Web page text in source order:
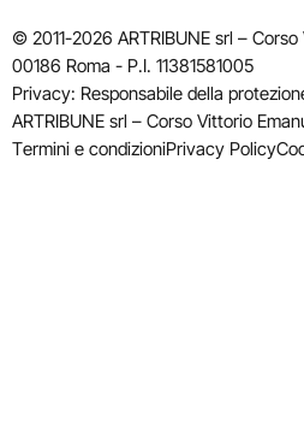
© 2011-2026 ARTRIBUNE srl –
00186 Roma - P.I. 11381581005
Privacy: Responsabile della
ARTRIBUNE srl – Corso Vittorio
Termini e condizioniPrivacy Policy